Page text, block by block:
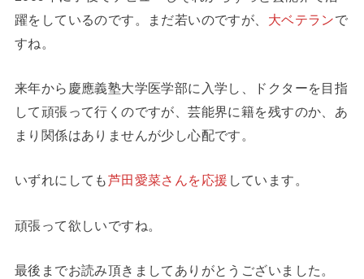
躍をしているのです。まだ若いのですが、 大ベテランで
すね。
来年から慶應義塾大学医学部に入学し、ドクターを目指
して頑張って行くのですが、芸能界に籍を残すのか、あ
まり関係はありませんが少し心配です。
いずれにしても芦田愛菜さんを応援 しています。
頑張って欲しいですね。
最後までお読み頂きましてありがとうございました。